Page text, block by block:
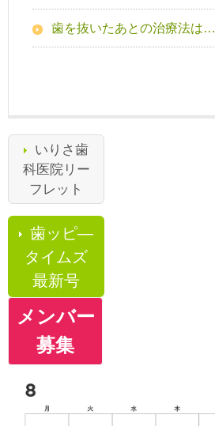
歯を抜いたあとの治療法は…
いりさ歯
科医院リー
フレット
歯ッピ―
タイムズ
最新号
メンバー
募集